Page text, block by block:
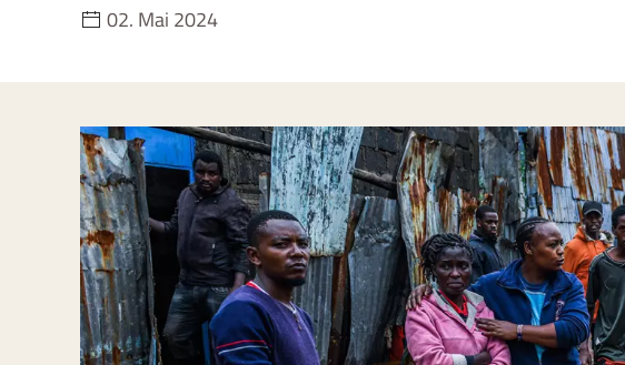
02. Mai 2024